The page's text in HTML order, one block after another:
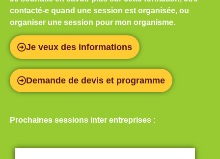
contacté-e quand une session est organisée, ou
organiser une session pour mon organisme.
Je veux des informations
Demande de devis et programme
Prochaines sessions inter entreprises :